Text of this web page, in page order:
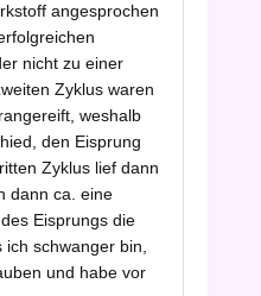
angesprochen
nicht zu einer
Zyklus waren
weshalb
den Eisprung
Zyklus lief dann
dann ca. eine
Eisprungs die
ich schwanger bin,
und habe vor